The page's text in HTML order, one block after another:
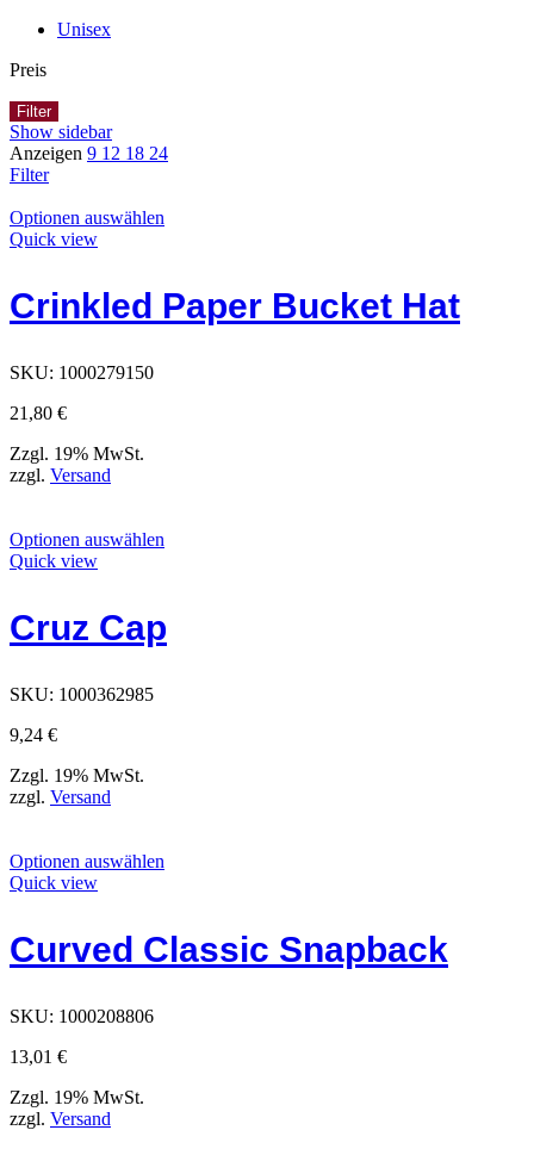
Unisex
Preis
Filter
Show sidebar
Anzeigen 9 12 18 24
Filter
Optionen auswählen
die
auf
Quick view
Crinkled Paper Bucket Hat
SKU: 1000279150
21,80 €
Zzgl. 19% MwSt.
zzgl. Versand
Optionen auswählen
die
auf
Quick view
Cruz Cap
SKU: 1000362985
9,24 €
Zzgl. 19% MwSt.
zzgl. Versand
Optionen auswählen
die
auf
Quick view
Curved Classic Snapback
SKU: 1000208806
13,01 €
Zzgl. 19% MwSt.
zzgl. Versand